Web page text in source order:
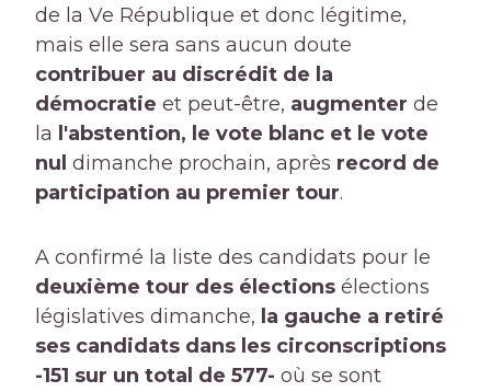
de la Ve République et donc légitime,
mais elle sera sans aucun doute
contribuer au discrédit de la
démocratie et peut-être, augmenter de
la l'abstention, le vote blanc et le vote
nul dimanche prochain, après record de
participation au premier tour.
A confirmé la liste des candidats pour le
deuxième tour des élections élections
législatives dimanche, la gauche a retiré
ses candidats dans les circonscriptions
-151 sur un total de 577- où se sont